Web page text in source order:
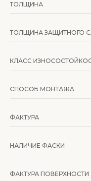
ТОЛЩИНА
ТОЛЩИНА ЗАЩИТНОГО
КЛАСС
СПОСОБ МОНТАЖА
ФАКТУРА
НАЛИЧИЕ ФАСКИ
ФАКТУРА ПОВЕРХНОСТИ